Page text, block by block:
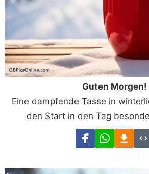
Guten Morgen!
Eine dampfende Tasse in
den Start in den Tag